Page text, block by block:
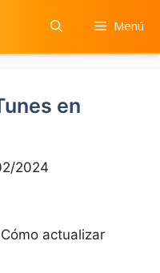
Menú
en
2024
Cómo actualizar